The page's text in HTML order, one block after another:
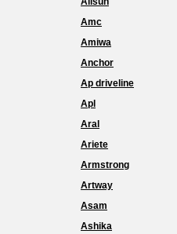
Amc
Amiwa
Anchor
Ap driveline
Apl
Aral
Ariete
Armstrong
Artway
Asam
Ashika